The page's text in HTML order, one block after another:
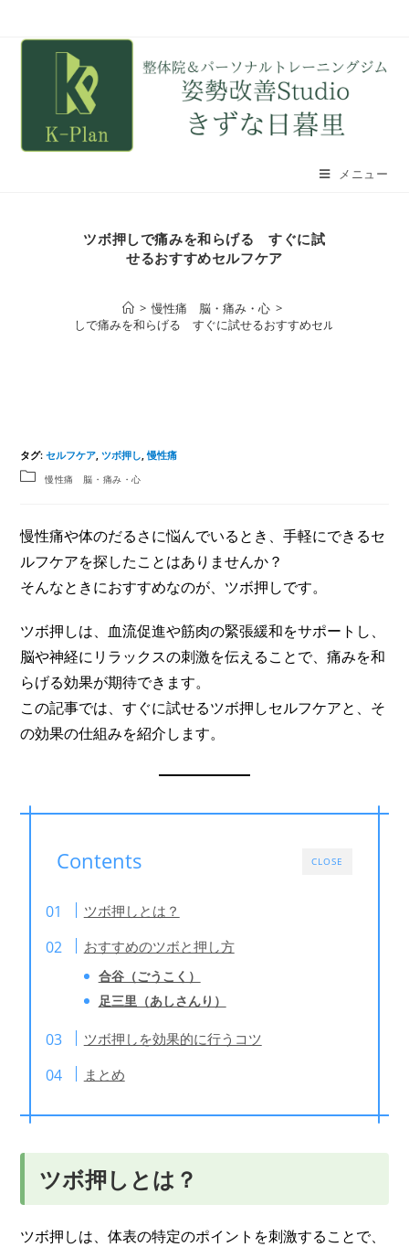
メニュー
ツボ押しで痛みを和らげる すぐに試
せるおすすめセルフケア
> 慢性痛 脳・痛み・心 >
ツボ押しで痛みを和らげる すぐに試せるおすすめセルフケア
タグ:セルフケア, ツボ押し, 慢性痛
慢性痛 脳・痛み・心
慢性痛や体のだるさに悩んでいるとき、手軽にできるセ
ルフケアを探したことはありませんか？
そんなときにおすすめなのが、ツボ押しです。
ツボ押しは、血流促進や筋肉の緊張緩和をサポートし、
脳や神経にリラックスの刺激を伝えることで、痛みを和
らげる効果が期待できます。
この記事では、すぐに試せるツボ押しセルフケアと、そ
の効果の仕組みを紹介します。
CLOSE
Contents
ツボ押しとは？
おすすめのツボと押し方
合谷（ごうこく）
足三里（あしさんり）
ツボ押しを効果的に行うコツ
まとめ
ツボ押しとは？
ツボ押しは、体表の特定のポイントを刺激することで、